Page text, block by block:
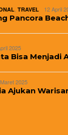
TRAVEL 12 April
Pancora
2025
Bisa Menjadi
2025
Ajukan